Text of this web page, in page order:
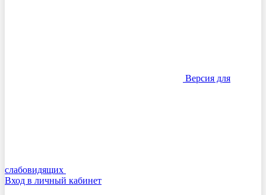
Версия для
слабовидящих
Вход в личный кабинет